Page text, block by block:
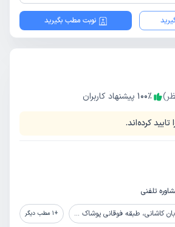
نوبت مطب بگیرید
100٪ پیشنهاد کاربران
کرده‌اند.
تلفنی
فوقانی پوشاک آپاچی، پلاک 852، مرکز مشاوره و روانشناسی نگاه سبز +
1 مطب دیگر